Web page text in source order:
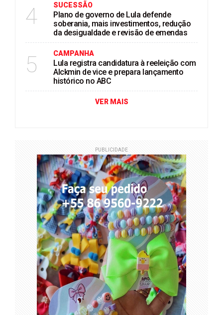
4 SUCESSÃO
Plano de governo de Lula defende
soberania, mais investimentos, redução
da desigualdade e revisão de emendas
5 CAMPANHA
Lula registra candidatura à reeleição com
Alckmin de vice e prepara lançamento
histórico no ABC
VER MAIS
PUBLICIDADE